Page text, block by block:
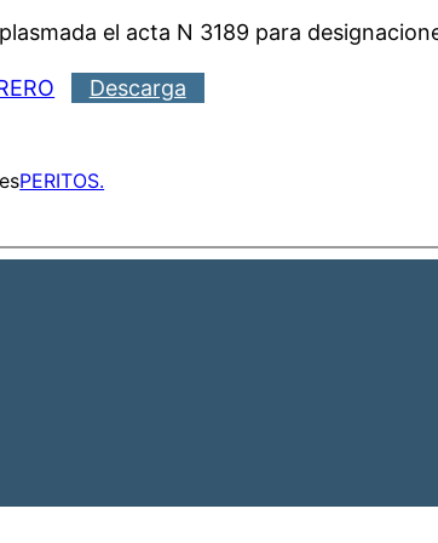
el acta N 3189 para
Descarga
PERITOS.